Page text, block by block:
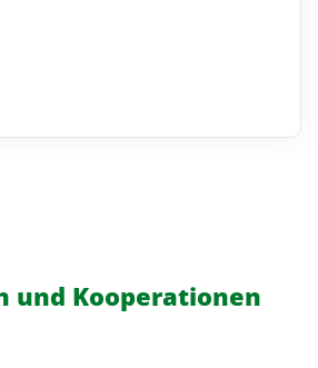
und Kooperationen